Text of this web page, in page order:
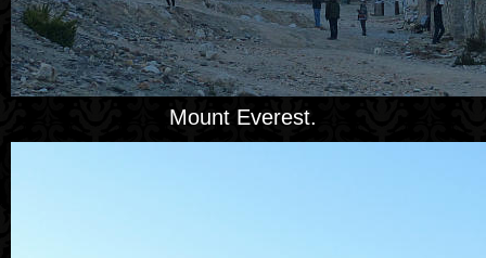
Mount Everest.